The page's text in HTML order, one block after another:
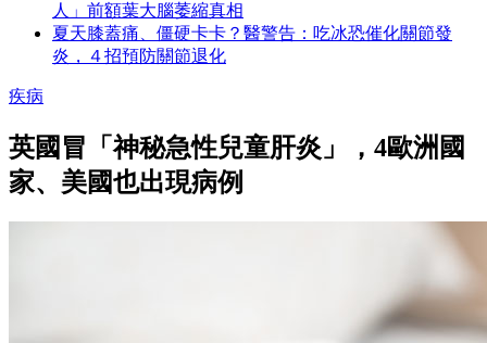
人」前額葉大腦萎縮真相
夏天膝蓋痛、僵硬卡卡？醫警告：吃冰恐催化關節發
炎，４招預防關節退化
疾病
英國冒「神秘急性兒童肝炎」，4歐洲國
家、美國也出現病例